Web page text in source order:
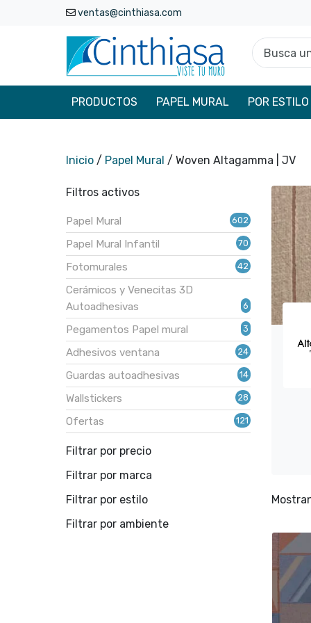
ventas@cinthiasa.com
Busca un
PRODUCTOS PAPEL MURAL POR ESTILO
Inicio / Papel Mural / Woven Altagamma | JV
Filtros activos
Papel Mural 602602
productos
Papel Mural Infantil 7070
productos
Fotomurales 4242
productos
Cerámicos y Venecitas 3D
Autoadhesivas
6 6
productos
Pegamentos Papel mural 3 3
productos
Adhesivos ventana 2424
productos
Guardas autoadhesivas 1414
productos
Wallstickers 2828
productos
Ofertas 121121
productos
Filtrar por precio
Filtrar por marca
Filtrar por estilo
Filtrar por ambiente